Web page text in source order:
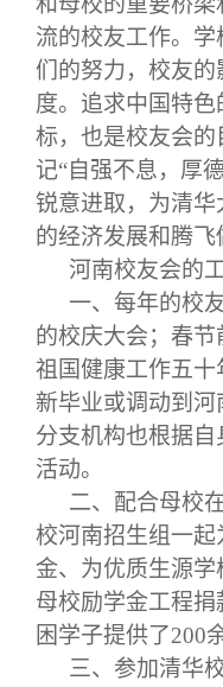
校
校
实
总
理
制
联
流的校友工作。
们的努力，校友
度。追求中国特色
标，也是校友会
记“自强不息，厚
锐意进取，为清
的经济发展和腾飞
河南校友会的
一、 每年的校
的校庆大会；春
祖国健康工作五十
新毕业或调动到
分支机构也根据
活动。
二、配合母校
校河南招生组一
金、为优质生源
母校励学金工程捐
困学子提供了200
三、参加清华